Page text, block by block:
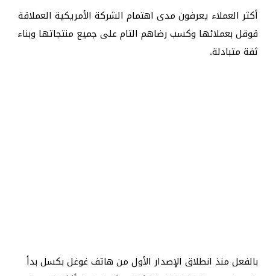
أكثر العملاء يعرفون مدى اهتمام الشركة الأمريكية العملاقة
قوقل بعملائها وكسب رضاهم التام على جميع منتجاتها وبناء
ثقة متبادلة.
بالفعل منذ انطلاق الإصدار الأول من هاتف غوغل بكسل بدأ